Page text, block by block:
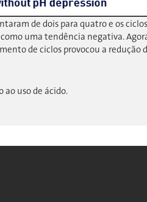
de dois para quatro e os
uma tendência negativa.
de ciclos provocou a redução
ao uso de ácido.